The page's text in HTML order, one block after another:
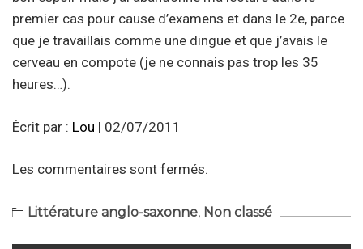
premier cas pour cause d’examens et dans le 2e, parce
que je travaillais comme une dingue et que j’avais le
cerveau en compote (je ne connais pas trop les 35
heures…).
Écrit par : Lou | 02/07/2011
Les commentaires sont fermés.
Littérature anglo-saxonne, Non classé